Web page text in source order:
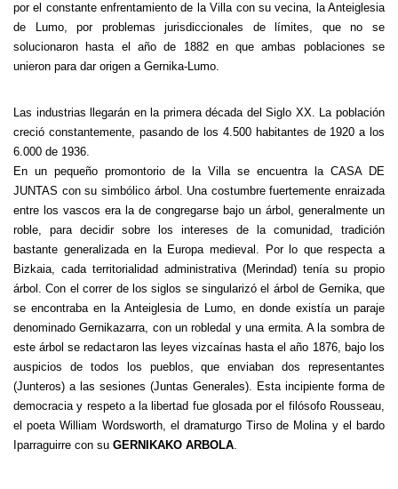
por el constante enfrentamiento de la Villa con su vecina, la Anteiglesia
de Lumo, por problemas jurisdiccionales de límites, que no se
solucionaron hasta el año de 1882 en que ambas poblaciones se
unieron para dar origen a Gernika-Lumo.
Las industrias llegarán en la primera década del Siglo XX. La población
creció constantemente, pasando de los 4.500 habitantes de 1920 a los
6.000 de 1936.
En un pequeño promontorio de la Villa se encuentra la CASA DE
JUNTAS con su simbólico árbol. Una costumbre fuertemente enraizada
entre los vascos era la de congregarse bajo un árbol, generalmente un
roble, para decidir sobre los intereses de la comunidad, tradición
bastante generalizada en la Europa medieval. Por lo que respecta a
Bizkaia, cada territorialidad administrativa (Merindad) tenía su propio
árbol. Con el correr de los siglos se singularizó el árbol de Gernika, que
se encontraba en la Anteiglesia de Lumo, en donde existía un paraje
denominado Gernikazarra, con un robledal y una ermita. A la sombra de
este árbol se redactaron las leyes vizcaínas hasta el año 1876, bajo los
auspicios de todos los pueblos, que enviaban dos representantes
(Junteros) a las sesiones (Juntas Generales). Esta incipiente forma de
democracia y respeto a la libertad fue glosada por el filósofo Rousseau,
el poeta William Wordsworth, el dramaturgo Tirso de Molina y el bardo
Iparraguirre con su GERNIKAKO ARBOLA.